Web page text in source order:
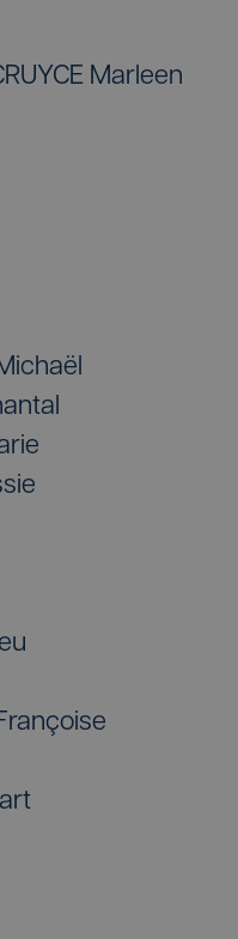
Marleen